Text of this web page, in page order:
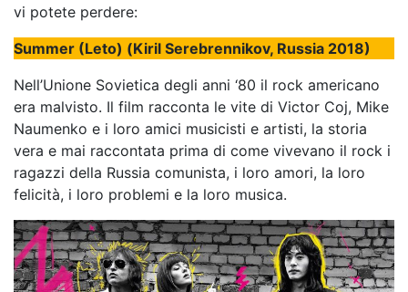
vi potete perdere:
Summer (Leto) (Kiril Serebrennikov, Russia 2018)
Nell’Unione Sovietica degli anni ‘80 il rock americano
era malvisto. Il film racconta le vite di Victor Coj, Mike
Naumenko e i loro amici musicisti e artisti, la storia
vera e mai raccontata prima di come vivevano il rock i
ragazzi della Russia comunista, i loro amori, la loro
felicità, i loro problemi e la loro musica.